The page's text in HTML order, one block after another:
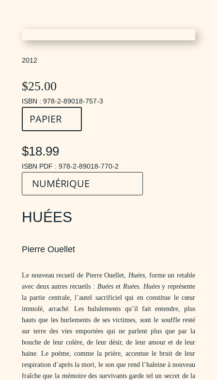
2012
$25.00
ISBN : 978-2-89018-757-3
PAPIER
$18.99
ISBN PDF : 978-2-89018-770-2
NUMÉRIQUE
HUÉES
Pierre Ouellet
Le nouveau recueil de Pierre Ouellet,Huées, forme un retable
avec deux autres recueils : Buées et Ruées. Huéesy représente
la partie centrale, l’autel sacrificiel qui en constitue le cœur
immolé, arraché. Les hululements qu’il fait entendre, plus
hauts que les hurlements de ses victimes, sont le souffle resté
sur terre des vies emportées qui ne parlent plus que par la
bouche de leur colère, de leur désir, de leur amour et de leur
haine. Le poème, comme la prière, accentue le bruit de leur
respiration d’après la mort, le son que rend l’haleine à nouveau
fraîche que la mémoire des survivants garde tel un secret de la